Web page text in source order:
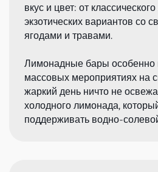
вкус и цвет: от
экзотических вариантов со
ягодами и травами.
Лимонадные бары особенно
массовых мероприятиях на
жаркий день ничто не
холодного лимонада,
поддерживать водно-